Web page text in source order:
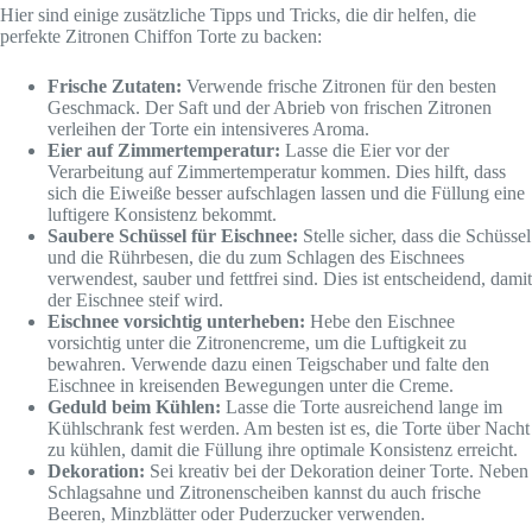
Hier sind einige zusätzliche Tipps und Tricks, die dir helfen, die
perfekte Zitronen Chiffon Torte zu backen:
Frische Zutaten: Verwende frische Zitronen für den besten
Geschmack. Der Saft und der Abrieb von frischen Zitronen
verleihen der Torte ein intensiveres Aroma.
Eier auf Zimmertemperatur: Lasse die Eier vor der
Verarbeitung auf Zimmertemperatur kommen. Dies hilft, dass
sich die Eiweiße besser aufschlagen lassen und die Füllung eine
luftigere Konsistenz bekommt.
Saubere Schüssel für Eischnee: Stelle sicher, dass die Schüssel
und die Rührbesen, die du zum Schlagen des Eischnees
verwendest, sauber und fettfrei sind. Dies ist entscheidend, damit
der Eischnee steif wird.
Eischnee vorsichtig unterheben: Hebe den Eischnee
vorsichtig unter die Zitronencreme, um die Luftigkeit zu
bewahren. Verwende dazu einen Teigschaber und falte den
Eischnee in kreisenden Bewegungen unter die Creme.
Geduld beim Kühlen: Lasse die Torte ausreichend lange im
Kühlschrank fest werden. Am besten ist es, die Torte über Nacht
zu kühlen, damit die Füllung ihre optimale Konsistenz erreicht.
Dekoration: Sei kreativ bei der Dekoration deiner Torte. Neben
Schlagsahne und Zitronenscheiben kannst du auch frische
Beeren, Minzblätter oder Puderzucker verwenden.